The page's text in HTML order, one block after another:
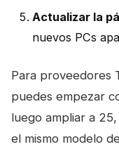
Actualizar la
nuevos PCs
Para proveedores
puedes empezar
luego ampliar a
el mismo modelo